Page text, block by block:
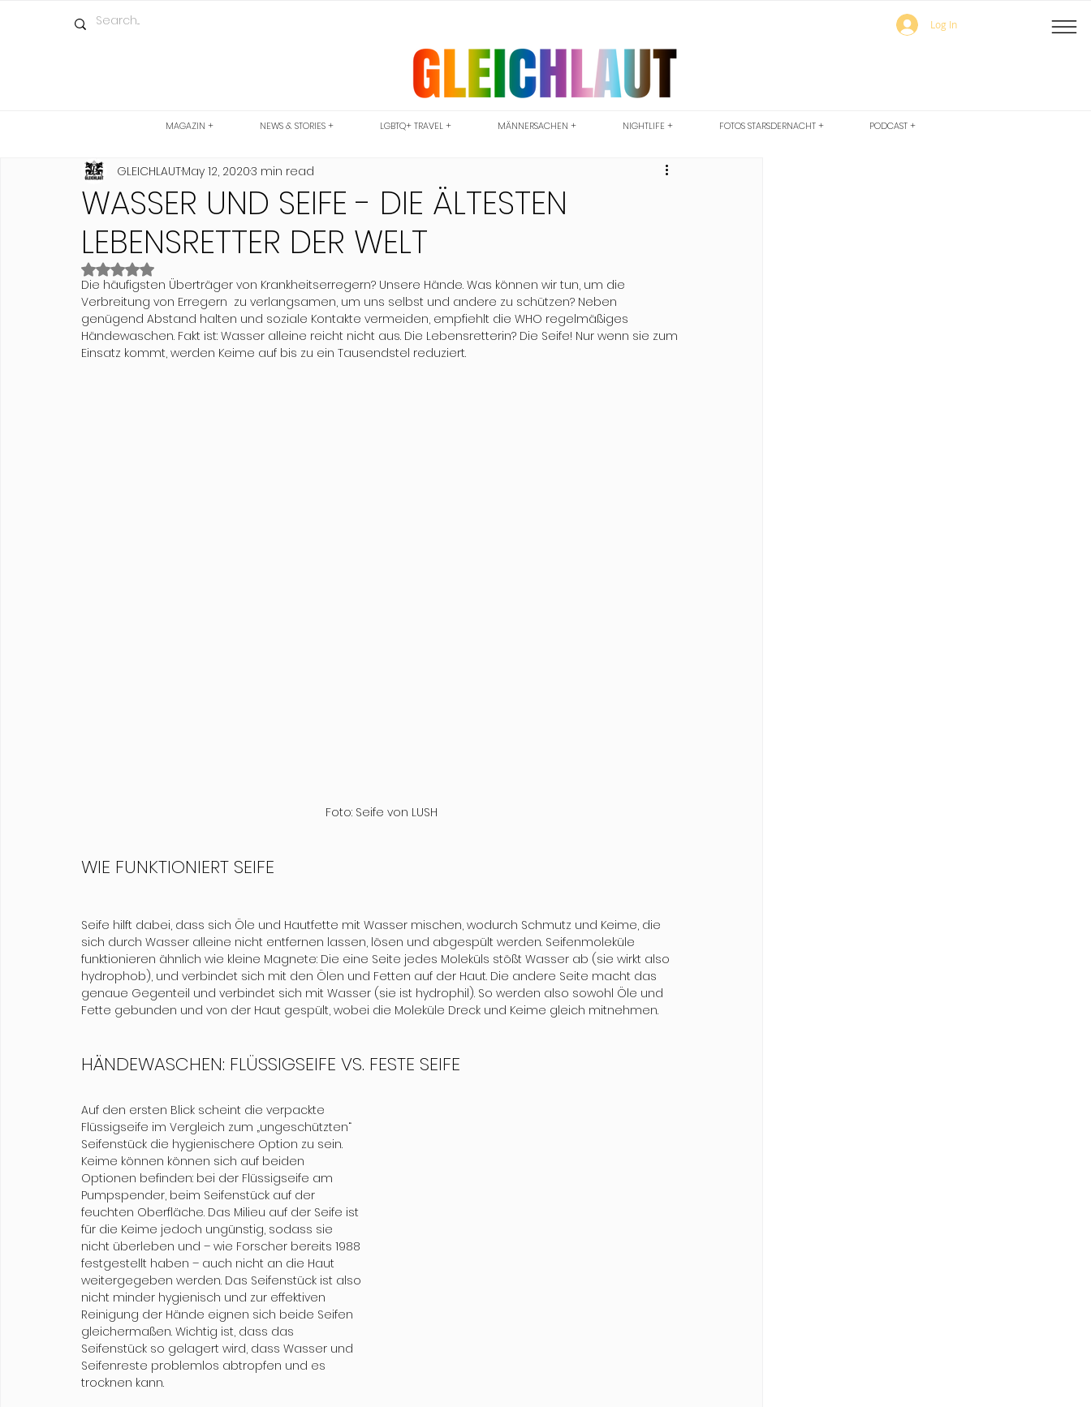
Log In
MAGAZIN + NEWS & STORIES + LGBTQ+ TRAVEL + MÄNNERSACHEN + NIGHTLIFE + FOTOS STARSDERNACHT + PODCAST +
WASSER UND SEIFE - DIE ÄLTESTEN
LEBENSRETTER DER WELT
GLEICHLAUTMay 12, 20203 min read
Rated NaN out of 5 stars.
Die häufigsten Überträger von Krankheitserregern? Unsere Hände. Was können wir tun, um die
Verbreitung von Erregern  zu verlangsamen, um uns selbst und andere zu schützen? Neben
genügend Abstand halten und soziale Kontakte vermeiden, empfiehlt die WHO regelmäßiges
Händewaschen. Fakt ist: Wasser alleine reicht nicht aus. Die Lebensretterin? Die Seife! Nur wenn sie zum
Einsatz kommt, werden Keime auf bis zu ein Tausendstel reduziert.
Foto: Seife von LUSH
WIE FUNKTIONIERT SEIFE
Seife hilft dabei, dass sich Öle und Hautfette mit Wasser mischen, wodurch Schmutz und Keime, die
sich durch Wasser alleine nicht entfernen lassen, lösen und abgespült werden. Seifenmoleküle
funktionieren ähnlich wie kleine Magnete: Die eine Seite jedes Moleküls stößt Wasser ab (sie wirkt also
hydrophob), und verbindet sich mit den Ölen und Fetten auf der Haut. Die andere Seite macht das
genaue Gegenteil und verbindet sich mit Wasser (sie ist hydrophil). So werden also sowohl Öle und
Fette gebunden und von der Haut gespült, wobei die Moleküle Dreck und Keime gleich mitnehmen.
HÄNDEWASCHEN: FLÜSSIGSEIFE VS. FESTE SEIFE
Auf den ersten Blick scheint die verpackte
Flüssigseife im Vergleich zum „ungeschützten“
Seifenstück die hygienischere Option zu sein.
Keime können können sich auf beiden
Optionen befinden: bei der Flüssigseife am
Pumpspender, beim Seifenstück auf der
feuchten Oberfläche. Das Milieu auf der Seife ist
für die Keime jedoch ungünstig, sodass sie
nicht überleben und – wie Forscher bereits 1988
festgestellt haben – auch nicht an die Haut
weitergegeben werden. Das Seifenstück ist also
nicht minder hygienisch und zur effektiven
Reinigung der Hände eignen sich beide Seifen
gleichermaßen. Wichtig ist, dass das
Seifenstück so gelagert wird, dass Wasser und
Seifenreste problemlos abtropfen und es
trocknen kann.